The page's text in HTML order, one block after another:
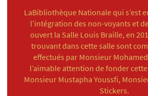
LaBibliothèque Nationale qui s’est
l’intégration des non-voyants et
ouvert la Salle Louis Braille, en
trouvant dans cette salle sont
effectués par Monsieur
l’aimable attention de fonder
Monsieur Mustapha Youssfi,
Stickers.